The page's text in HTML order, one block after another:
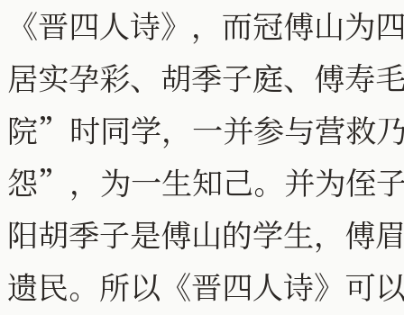
《晋四人诗》，而冠傅山为
居实孕彩、胡季子庭、傅寿
院”时同学，一并参与营救
怨”，为一生知己。并为侄
阳胡季子是傅山的学生，傅
遗民。所以《晋四人诗》可